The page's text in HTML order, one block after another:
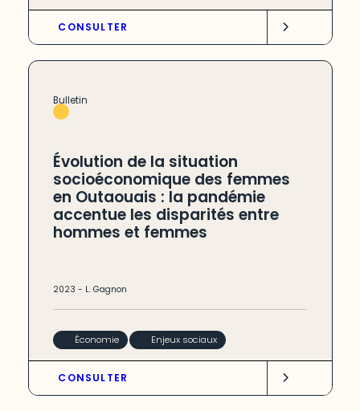
CONSULTER
Bulletin
Évolution de la situation
socioéconomique des femmes
en Outaouais : la pandémie
accentue les disparités entre
hommes et femmes
2023- L. Gagnon
Économie Enjeux sociaux
CONSULTER